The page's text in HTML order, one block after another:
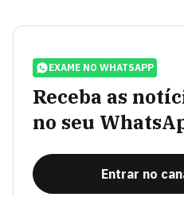
EXAME NO WHATSAPP
Receba as
no seu
Entrar no